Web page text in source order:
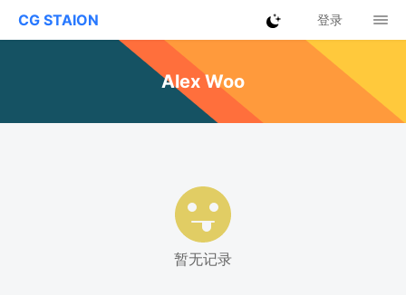
CG STAION 登录
Alex Woo
暂无记录